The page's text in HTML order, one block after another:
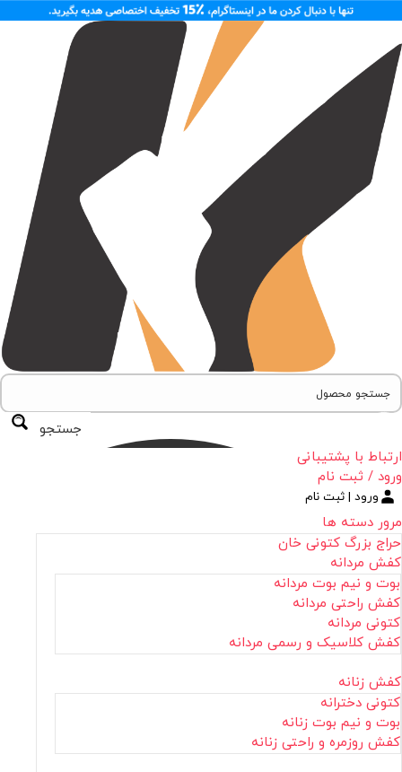
جستجو
ارتباط با پشتیبانی
ورود / ثبت نام
ورود | ثبت نام
مرور دسته ها
حراج بزرگ کتونی خان
کفش مردانه
بوت و نیم بوت مردانه
کفش راحتی مردانه
کتونی مردانه
کفش کلاسیک و رسمی مردانه
کفش زنانه
کتونی دخترانه
بوت و نیم بوت زنانه
کفش روزمره و راحتی زنانه